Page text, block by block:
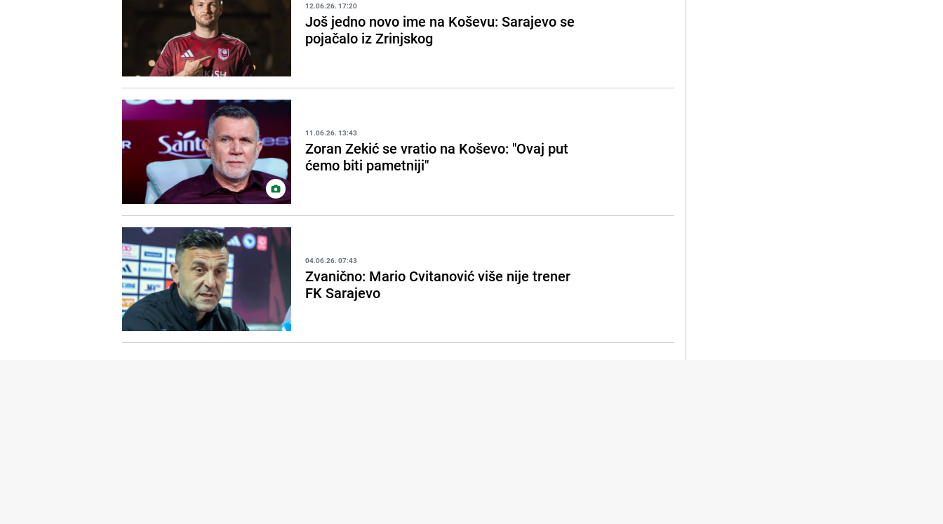
12.06.26. 17:20
Još jedno novo ime na Koševu: Sarajevo se
pojačalo iz Zrinjskog
11.06.26. 13:43
Zoran Zekić se vratio na Koševo: "Ovaj put
ćemo biti pametniji"
04.06.26. 07:43
Zvanično: Mario Cvitanović više nije trener
FK Sarajevo